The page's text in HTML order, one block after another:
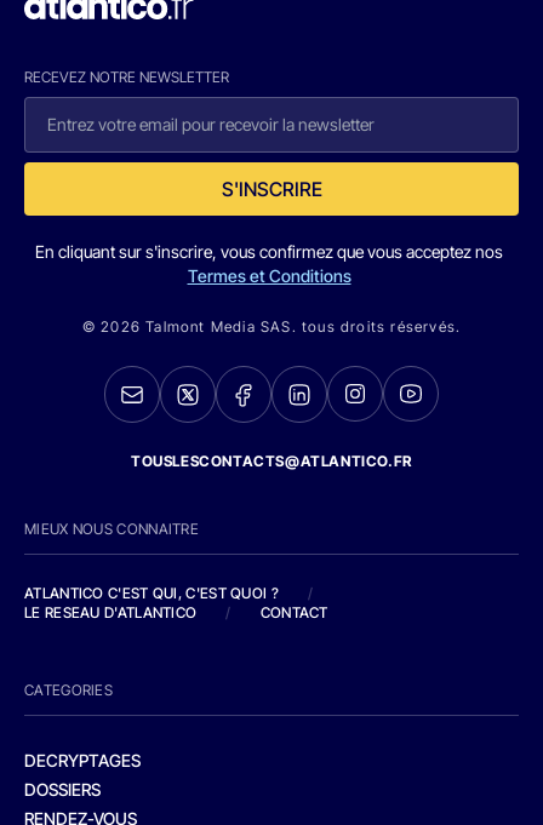
RECEVEZ NOTRE NEWSLETTER
S'INSCRIRE
En cliquant sur s'inscrire, vous confirmez que vous acceptez nos
Termes et Conditions
© 2026 Talmont Media SAS. tous droits réservés.
TOUSLESCONTACTS@ATLANTICO.FR
MIEUX NOUS CONNAITRE
ATLANTICO C'EST QUI, C'EST QUOI ?
/
LE RESEAU D'ATLANTICO
/ CONTACT
CATEGORIES
DECRYPTAGES
DOSSIERS
RENDEZ-VOUS